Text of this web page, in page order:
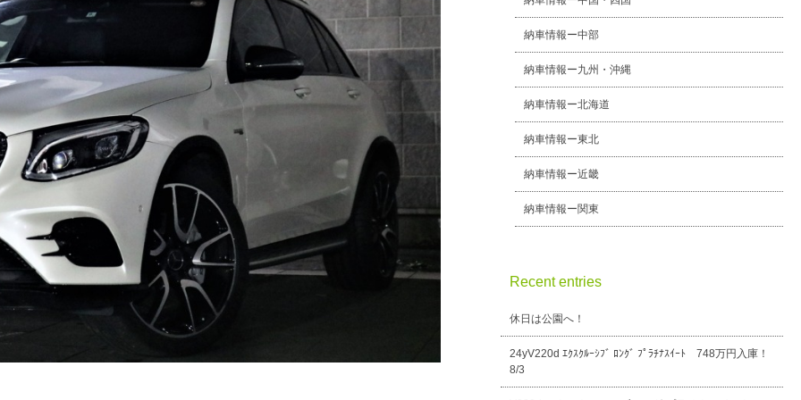
納車情報ー中部
納車情報ー九州・沖縄
納車情報ー北海道
納車情報ー東北
納車情報ー近畿
納車情報ー関東
Recent entries
休日は公園へ！
24yV220d ｴｸｽｸﾙｰｼﾌﾞ ﾛﾝｸﾞ ﾌﾟﾗﾁﾅｽｲｰﾄ 748万円入庫！
8/3